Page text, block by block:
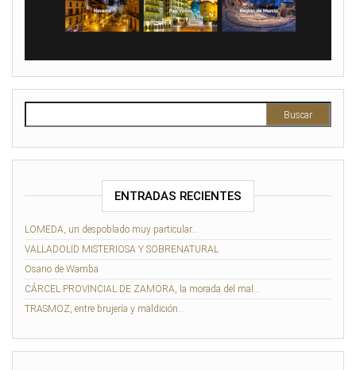
ENTRADAS RECIENTES
LOMEDA, un despoblado muy particular…
VALLADOLID MISTERIOSA Y SOBRENATURAL
Osario de Wamba
CÁRCEL PROVINCIAL DE ZAMORA, la morada del mal…
TRASMOZ, entre brujería y maldición…